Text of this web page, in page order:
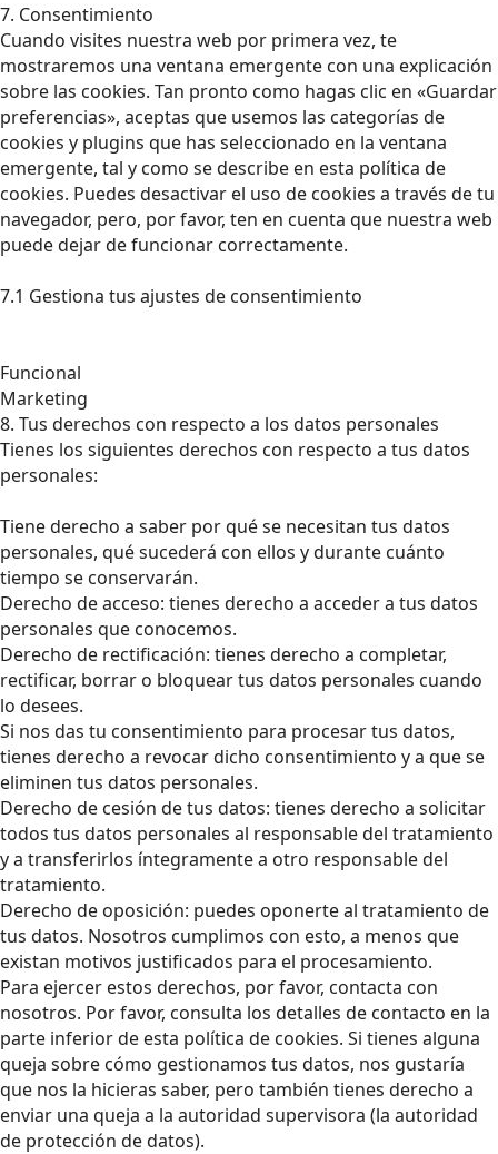
7. Consentimiento
Cuando visites nuestra web por primera vez, te
mostraremos una ventana emergente con una explicación
sobre las cookies. Tan pronto como hagas clic en «Guardar
preferencias», aceptas que usemos las categorías de
cookies y plugins que has seleccionado en la ventana
emergente, tal y como se describe en esta política de
cookies. Puedes desactivar el uso de cookies a través de tu
navegador, pero, por favor, ten en cuenta que nuestra web
puede dejar de funcionar correctamente.
7.1 Gestiona tus ajustes de consentimiento
Funcional
Marketing
8. Tus derechos con respecto a los datos personales
Tienes los siguientes derechos con respecto a tus datos
personales:
Tiene derecho a saber por qué se necesitan tus datos
personales, qué sucederá con ellos y durante cuánto
tiempo se conservarán.
Derecho de acceso: tienes derecho a acceder a tus datos
personales que conocemos.
Derecho de rectificación: tienes derecho a completar,
rectificar, borrar o bloquear tus datos personales cuando
lo desees.
Si nos das tu consentimiento para procesar tus datos,
tienes derecho a revocar dicho consentimiento y a que se
eliminen tus datos personales.
Derecho de cesión de tus datos: tienes derecho a solicitar
todos tus datos personales al responsable del tratamiento
y a transferirlos íntegramente a otro responsable del
tratamiento.
Derecho de oposición: puedes oponerte al tratamiento de
tus datos. Nosotros cumplimos con esto, a menos que
existan motivos justificados para el procesamiento.
Para ejercer estos derechos, por favor, contacta con
nosotros. Por favor, consulta los detalles de contacto en la
parte inferior de esta política de cookies. Si tienes alguna
queja sobre cómo gestionamos tus datos, nos gustaría
que nos la hicieras saber, pero también tienes derecho a
enviar una queja a la autoridad supervisora (la autoridad
de protección de datos).